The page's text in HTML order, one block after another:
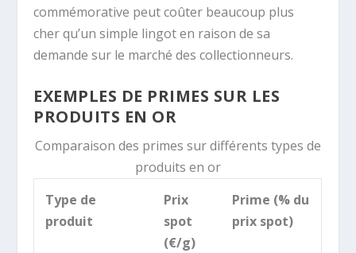
commémorative peut coûter beaucoup plus
cher qu’un simple lingot en raison de sa
demande sur le marché des collectionneurs.
EXEMPLES DE PRIMES SUR LES
PRODUITS EN OR
Comparaison des primes sur différents types de
produits en or
Type de
produit
Prix
spot
(€/g)
Prime (% du
prix spot)